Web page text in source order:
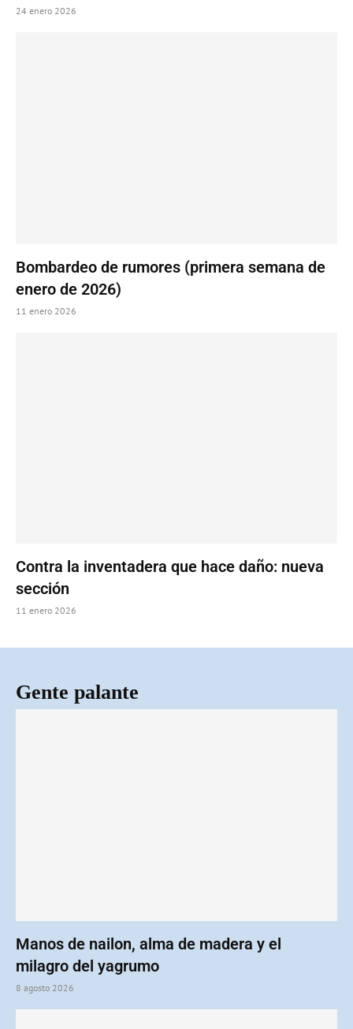
24 enero 2026
Bombardeo de rumores (primera semana de
enero de 2026)
11 enero 2026
Contra la inventadera que hace daño: nueva
sección
11 enero 2026
Gente palante
Manos de nailon, alma de madera y el
milagro del yagrumo
8 agosto 2026